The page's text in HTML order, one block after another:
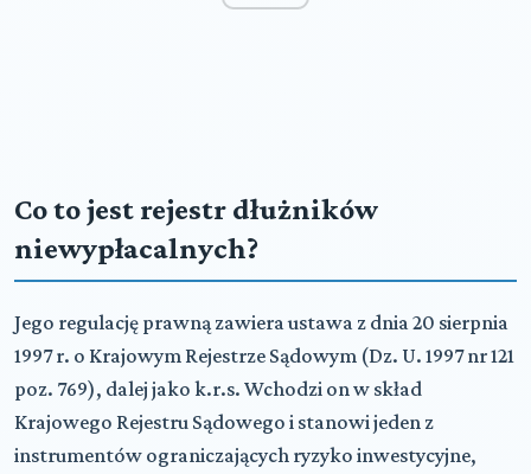
Co to jest rejestr dłużników
niewypłacalnych?
Jego regulację prawną zawiera ustawa z dnia 20 sierpnia
1997 r. o Krajowym Rejestrze Sądowym (Dz. U. 1997 nr 121
poz. 769), dalej jako k.r.s. Wchodzi on w skład
Krajowego Rejestru Sądowego i stanowi jeden z
instrumentów ograniczających ryzyko inwestycyjne,